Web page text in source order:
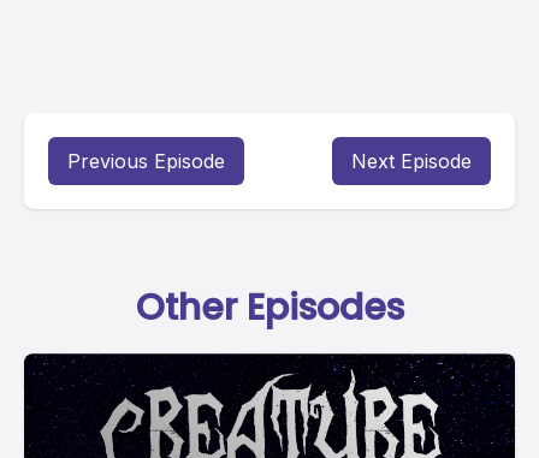
Previous Episode Next Episode
Other Episodes